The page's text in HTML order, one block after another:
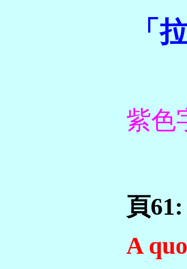
「
紫色
頁61:
A quo